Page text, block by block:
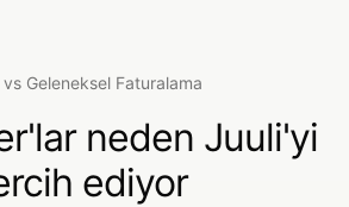
Geleneksel Faturalama
neden Juuli'yi
ediyor